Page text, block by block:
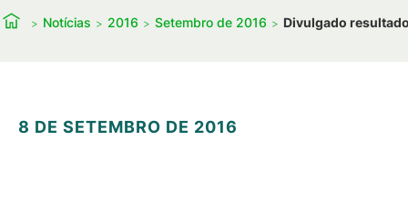
Notícias 2016 Setembro de 2016 Divulgado
8 DE SETEMBRO DE 2016